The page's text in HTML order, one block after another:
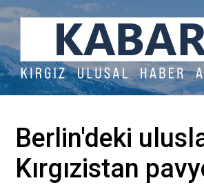
Berlin'deki
Kırgızistan